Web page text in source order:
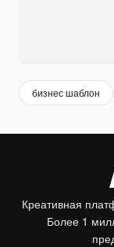
бизнес шаблон
Креативная
Более 1